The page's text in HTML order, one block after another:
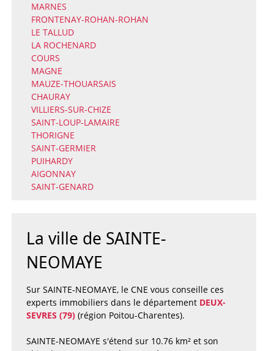
MARNES
FRONTENAY-ROHAN-ROHAN
LE TALLUD
LA ROCHENARD
COURS
MAGNE
MAUZE-THOUARSAIS
CHAURAY
VILLIERS-SUR-CHIZE
SAINT-LOUP-LAMAIRE
THORIGNE
SAINT-GERMIER
PUIHARDY
AIGONNAY
SAINT-GENARD
La ville de SAINTE-
NEOMAYE
Sur SAINTE-NEOMAYE, le CNE vous conseille ces
experts immobiliers dans le département DEUX-
SEVRES (79)(région Poitou-Charentes).
SAINTE-NEOMAYE s'étend sur 10.76 km² et son